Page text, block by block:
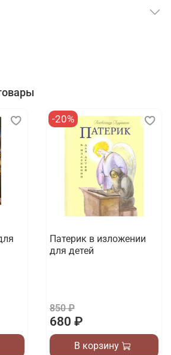
-20%
Патерик в изложении
для детей
850 ₽
680 ₽
В корзину